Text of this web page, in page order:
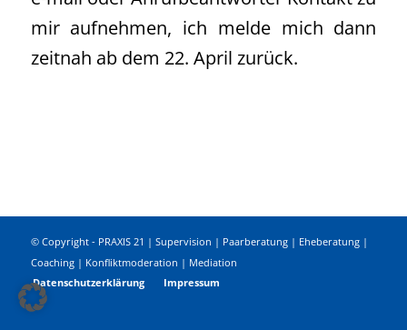
mir aufnehmen, ich melde mich dann
zeitnah ab dem 22. April zurück.
© Copyright - PRAXIS 21 | Supervision | Paarberatung | Eheberatung |
Coaching | Konfliktmoderation | Mediation
Datenschutzerklärung
Impressum